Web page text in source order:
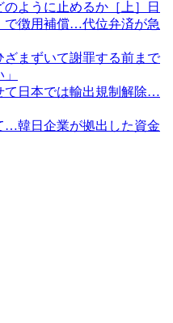
ように止めるか［上］日
で徴用補償…代位弁済が急
まずいて謝罪する前まで
て日本では輸出規制解除…
…韓日企業が拠出した資金